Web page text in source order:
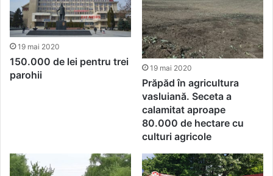
19 mai 2020
150.000 de lei pentru trei
parohii
19 mai 2020
Prăpăd în agricultura
vasluiană. Seceta a
calamitat aproape
80.000 de hectare cu
culturi agricole